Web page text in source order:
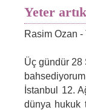
Yeter
Rasim Ozan -
Üç gündür 28
İstanbul 12.
dünya hukuk